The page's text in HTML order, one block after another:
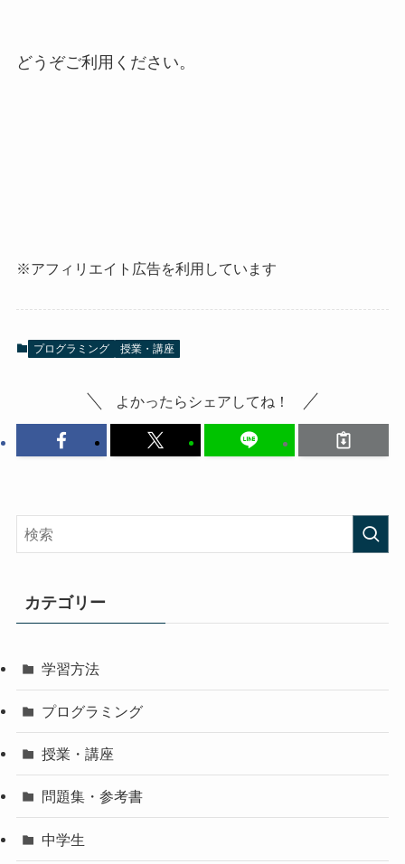
どうぞご利用ください。
※アフィリエイト広告を利用しています
プログラミング 授業・講座
よかったらシェアしてね！
カテゴリー
学習方法
プログラミング
授業・講座
問題集・参考書
中学生